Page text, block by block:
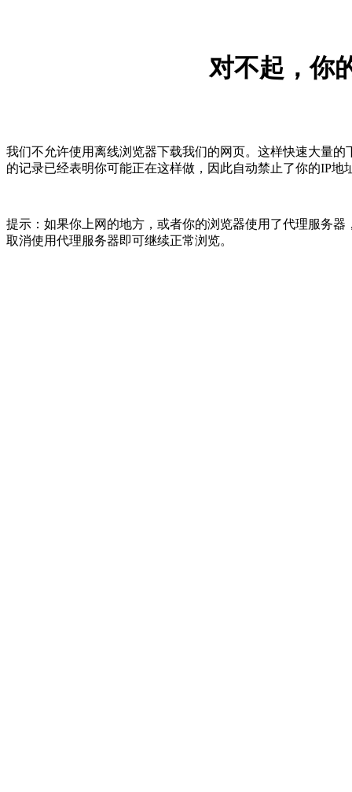
对不起，你
我们不允许使用离线浏览器下载我们的网页。这样快速大量
的记录已经表明你可能正在这样做，因此自动禁止了你的IP
提示：如果你上网的地方，或者你的浏览器使用了代理服务
取消使用代理服务器即可继续正常浏览。